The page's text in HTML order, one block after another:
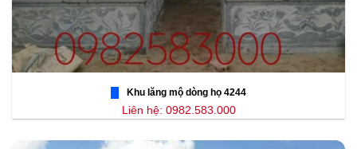
Khu lăng mộ dòng họ 4244
Liên hệ: 0982.583.000